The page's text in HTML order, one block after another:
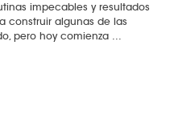
impecables y resultados
construir algunas de las
pero hoy comienza ...